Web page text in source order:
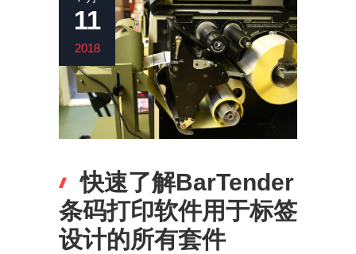
11
2018
快速了解BarTender
条码打印软件用于标签
设计的所有套件